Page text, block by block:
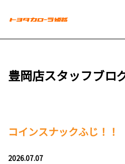
豊岡店スタッフブロ
コインスナックふじ！！
2026.07.07